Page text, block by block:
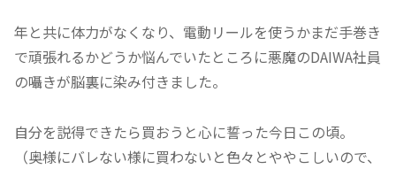
年と共に体力がなくなり、電動リールを使うかまだ手巻き
で頑張れるかどうか悩んでいたところに悪魔のDAIWA社員
の囁きが脳裏に染み付きました。
自分を説得できたら買おうと心に誓った今日この頃。
（奥様にバレない様に買わないと色々とややこしいので、